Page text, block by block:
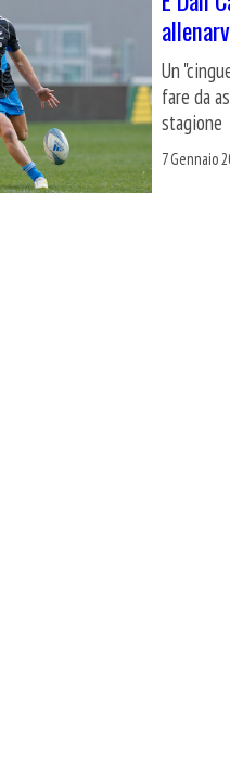
Un
fare da
stagione
7 Gennaio